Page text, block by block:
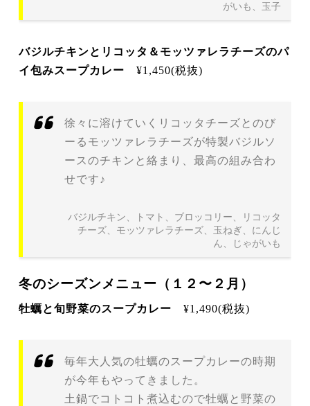
がいも、玉子
バジルチキンとリコッタ＆モッツァレラチーズのパ
イ包みスープカレー¥1,450(税抜)
徐々に溶けていくリコッタチーズとのび
ーるモッツァレラチーズが特製バジルソ
ースのチキンと絡まり、最高の組み合わ
せです♪
バジルチキン、トマト、ブロッコリー、リコッタ
チーズ、モッツァレラチーズ、玉ねぎ、にんじ
ん、じゃがいも
冬のシーズンメニュー（１２〜２月）
牡蠣と旬野菜のスープカレー¥1,490(税抜)
毎年大人気の牡蠣のスープカレーの時期
が今年もやってきました。
土鍋でコトコト煮込むので牡蠣と野菜の